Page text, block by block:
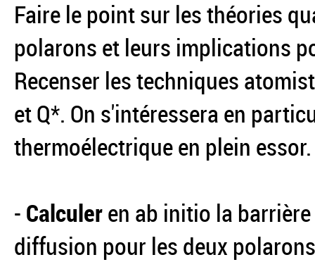
Faire le point sur les théories
polarons et leurs implications
Recenser les techniques
et Q*. On s'intéressera en
thermoélectrique en plein essor.
- Calculer en ab initio la
diffusion pour les deux